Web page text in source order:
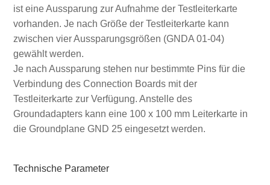
ist eine Aussparung zur Aufnahme der Testleiterkarte
vorhanden. Je nach Größe der Testleiterkarte kann
zwischen vier Aussparungsgrößen (GNDA 01-04)
gewählt werden.
Je nach Aussparung stehen nur bestimmte Pins für die
Verbindung des Connection Boards mit der
Testleiterkarte zur Verfügung. Anstelle des
Groundadapters kann eine 100 x 100 mm Leiterkarte in
die Groundplane GND 25 eingesetzt werden.
Technische Parameter